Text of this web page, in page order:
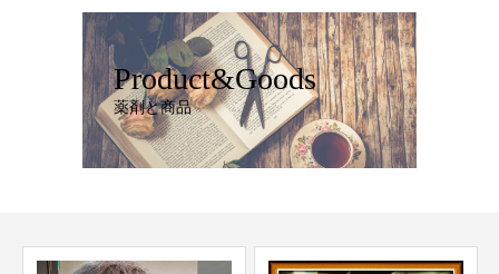
Product&Goods
薬剤と商品